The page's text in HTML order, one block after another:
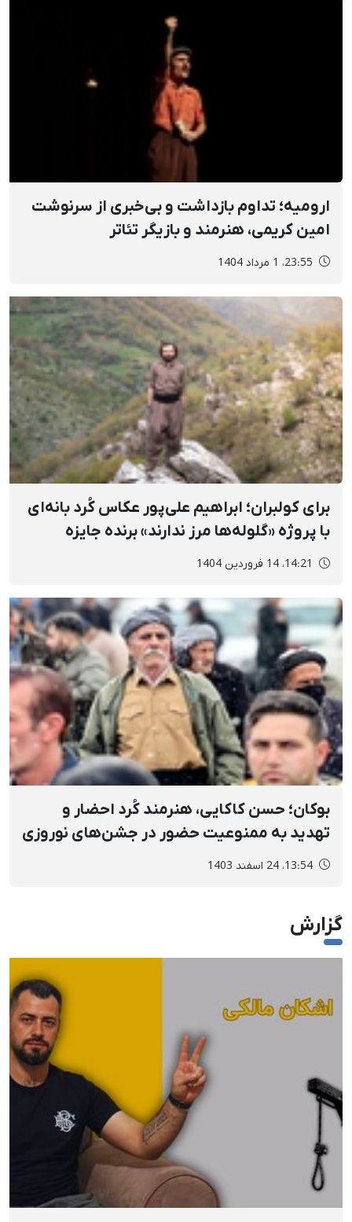
ارومیه؛ تداوم بازداشت و بی‌خبری از سرنوشت
امین کریمی، هنرمند و بازیگر تئاتر
23:55، 1 مرداد 1404
برای کولبران؛ ابراهیم علی‌پور عکاس کُرد بانەای
با پروژه «گلوله‌ها مرز ندارند» برنده جایزه
ورلدپرس شد
14:21، 14 فروردین 1404
بوکان؛ حسن کاکایی، هنرمند کُرد احضار و
تهدید به ممنوعیت حضور در جشن‌های نوروزی
شد13:54، 24 اسفند 1403
گزارش